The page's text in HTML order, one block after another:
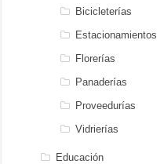
Bicicleterías
Estacionamientos
Florerías
Panaderías
Proveedurías
Vidrierías
Educación